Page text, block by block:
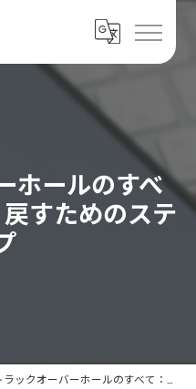
ホールのすべ
すためのステ
ックオーバーホールのすべて：耐久性を取り戻すためのステップ